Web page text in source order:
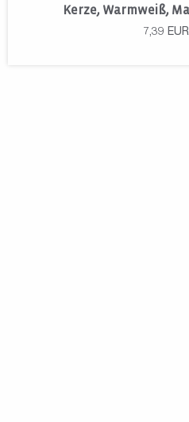
Kerze, Warmweiß,
7,39 EUR